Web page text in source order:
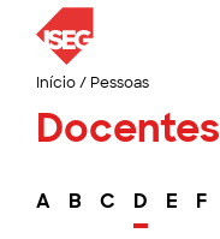
Início/ Pessoas
Docentes
A B C D E F